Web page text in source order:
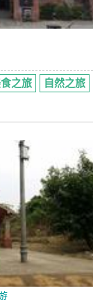
之旅 自然之旅